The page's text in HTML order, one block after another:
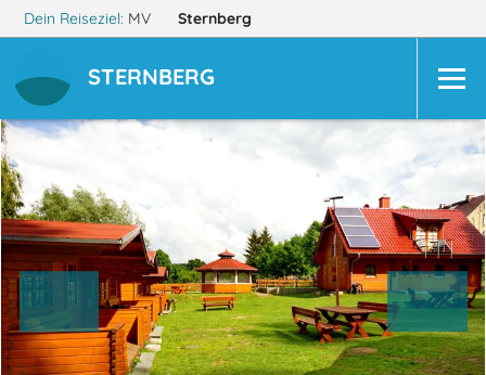
Dein Reiseziel: MV Sternberg
STERNBERG